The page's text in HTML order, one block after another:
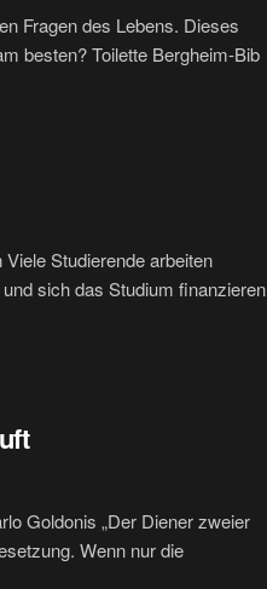
Fragen des Lebens. Dieses
besten? Toilette Bergheim-Bib
Studierende arbeiten
sich das Studium finanzieren
Goldonis „Der Diener zweier
Wenn nur die